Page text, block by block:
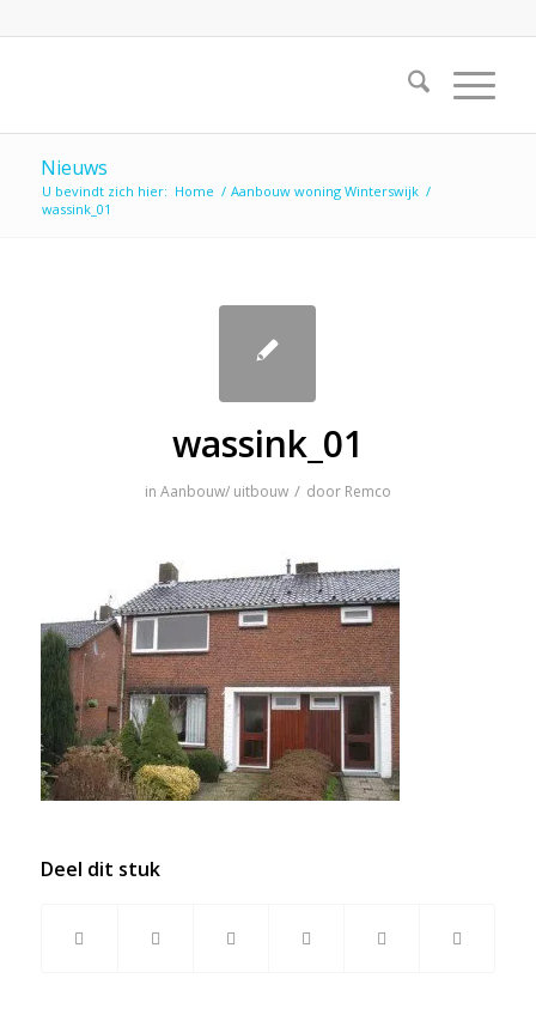
Nieuws
U bevindt zich hier: Home / Aanbouw woning Winterswijk /
wassink_01
wassink_01
in Aanbouw/ uitbouw / door Remco
Deel dit stuk